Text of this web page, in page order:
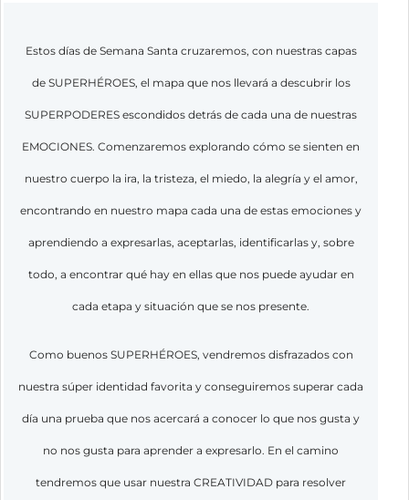
Estos días de Semana Santa cruzaremos, con nuestras capas
de SUPERHÉROES, el mapa que nos llevará a descubrir los
SUPERPODERES escondidos detrás de cada una de nuestras
EMOCIONES. Comenzaremos explorando cómo se sienten en
nuestro cuerpo la ira, la tristeza, el miedo, la alegría y el amor,
encontrando en nuestro mapa cada una de estas emociones y
aprendiendo a expresarlas, aceptarlas, identificarlas y, sobre
todo, a encontrar qué hay en ellas que nos puede ayudar en
cada etapa y situación que se nos presente.
Como buenos SUPERHÉROES, vendremos disfrazados con
nuestra súper identidad favorita y conseguiremos superar cada
día una prueba que nos acercará a conocer lo que nos gusta y
no nos gusta para aprender a expresarlo. En el camino
tendremos que usar nuestra CREATIVIDAD para resolver